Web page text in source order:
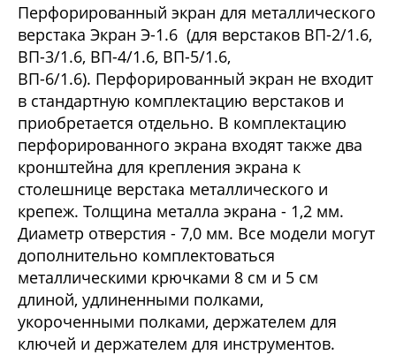
Перфорированный экран для металлического
верстака Экран Э-1.6 (для верстаков ВП-2/1.6,
ВП-3/1.6, ВП-4/1.6, ВП-5/1.6,
ВП-6/1.6). Перфорированный экран не входит
в стандартную комплектацию верстаков и
приобретается отдельно. В комплектацию
перфорированного экрана входят также два
кронштейна для крепления экрана к
столешнице верстака металлического и
крепеж. Толщина металла экрана - 1,2 мм.
Диаметр отверстия - 7,0 мм. Все модели могут
дополнительно комплектоваться
металлическими крючками 8 см и 5 см
длиной, удлиненными полками,
укороченными полками, держателем для
ключей и держателем для инструментов.